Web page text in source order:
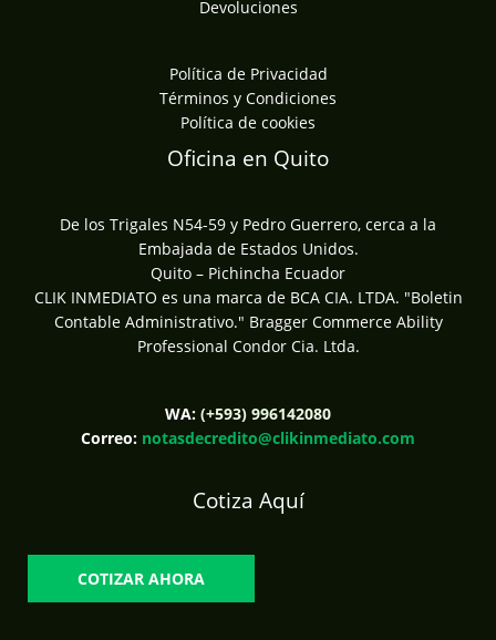
Devoluciones
Política de Privacidad
Términos y Condiciones
Política de cookies
Oficina en Quito
De los Trigales N54-59 y Pedro Guerrero, cerca a la
Embajada de Estados Unidos.
Quito – Pichincha Ecuador
CLIK INMEDIATO es una marca de BCA CIA. LTDA. "Boletin
Contable Administrativo." Bragger Commerce Ability
Professional Condor Cia. Ltda.
WA: (+593) 996142080
Correo: notasdecredito@clikinmediato.com
Cotiza Aquí
COTIZAR AHORA